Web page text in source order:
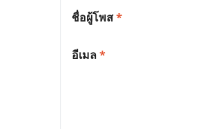
ชื่อผู้โพส*
อีเมล*